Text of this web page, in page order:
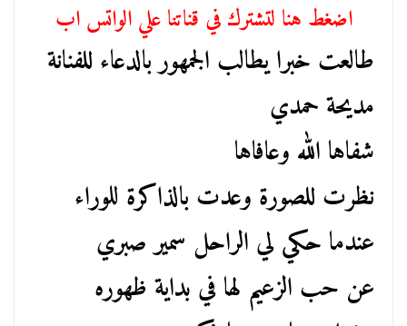
اضغط هنا لتشترك في قناتنا علي الواتس اب
طالعت خبرا يطالب الجمهور بالدعاء للفنانة
مديحة حمدي
شفاها الله وعافاها
نظرت للصورة وعدت بالذاكرة للوراء
عندما حكي لي الراحل سمير صبري
عن حب الزعيم لها في بداية ظهوره